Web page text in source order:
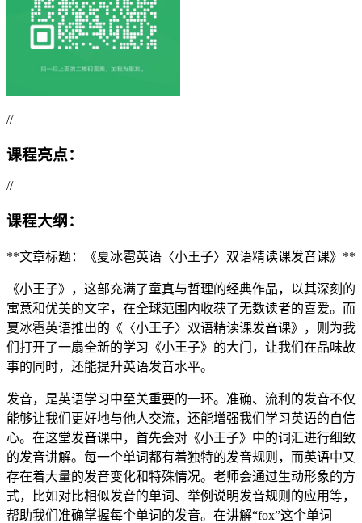
//
课程亮点：
//
课程大纲：
**文章标题：《夏冰雹英语〈小王子〉双语精读课发音课》**
《小王子》，这部充满了童真与哲理的经典作品，以其深刻的
寓意和优美的文字，在全球范围内收获了无数读者的喜爱。而
夏冰雹英语推出的《〈小王子〉双语精读课发音课》，则为我
们打开了一扇全新的学习《小王子》的大门，让我们在品味故
事的同时，还能提升英语发音水平。
发音，是英语学习中至关重要的一环。准确、流利的发音不仅
能够让我们更好地与他人交流，还能增强我们学习英语的自信
心。在这堂发音课中，首先会对《小王子》中的词汇进行细致
的发音讲解。每一个单词都有着独特的发音规则，而英语中又
存在着大量的发音变化和特殊情况。老师会通过生动形象的方
式，比如对比相似发音的单词、举例说明发音规则的应用等，
帮助我们准确掌握每个单词的发音。在讲解“fox”这个单词